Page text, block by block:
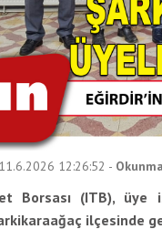
11.6.2026 12:26:52 -
Borsası (ITB), üye
ilçesinde